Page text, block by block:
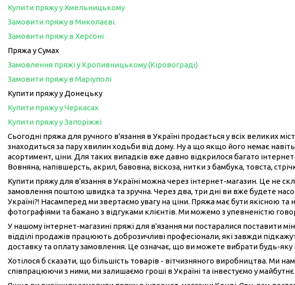
Купити пряжу у Хмельницькому
Замовити пряжу в Миколаєві.
Замовити пряжу в Херсоні
Пряжа у Сумах
Замовлення пряжі у Кропивницькому (Кіровограді)
Замовити пряжу в Маріуполі
Купити пряжу у Донецьку
Купити пряжу у Черкасах
Купити пряжу у Запоріжжі
Сьогодні пряжа для ручного в'язання в Україні продається у всіх великих
знаходиться за пару хвилин ходьби від дому. Ну а що якщо його немає
асортимент, ціни. Для таких випадків вже давно відкрилося багато
Вовняна, напівшерсть, акрил, бавовна, віскоза, нитки з бамбука, товста,
Купити пряжу для в'язання в Україні можна через інтернет-магазин. Це не
замовлення поштою швидка та зручна. Через два, три дні ви вже будете
Україні?! Насамперед ми звертаємо увагу на ціни. Пряжа має бути якісною
фотографіями та бажано з відгуками клієнтів. Ми можемо з упевненістю
У нашому інтернет-магазині пряжі для в'язання ми постаралися поставити
відділі продажів працюють доброзичливі професіонали, які завжди
доставку та оплату замовлення. Це означає, що ви можете вибрати будь-яку
Хотілося б сказати, що більшість товарів - вітчизняного виробництва. Ми
співпрацюючи з ними, ми залишаємо гроші в Україні та інвестуємо у майбутнє